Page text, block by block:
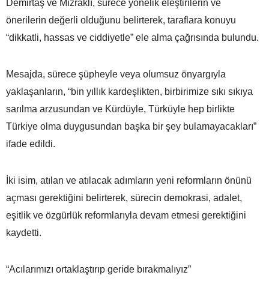
Demirtaş ve Mızraklı, sürece yönelik eleştirilerin ve
önerilerin değerli olduğunu belirterek, taraflara konuyu
“dikkatli, hassas ve ciddiyetle” ele alma çağrısında bulundu.
Mesajda, sürece şüpheyle veya olumsuz önyargıyla
yaklaşanların, “bin yıllık kardeşlikten, birbirimize sıkı sıkıya
sarılma arzusundan ve Kürdüyle, Türküyle hep birlikte
Türkiye olma duygusundan başka bir şey bulamayacakları”
ifade edildi.
İki isim, atılan ve atılacak adımların yeni reformların önünü
açması gerektiğini belirterek, sürecin demokrasi, adalet,
eşitlik ve özgürlük reformlarıyla devam etmesi gerektiğini
kaydetti.
“Acılarımızı ortaklaştırıp geride bırakmalıyız”